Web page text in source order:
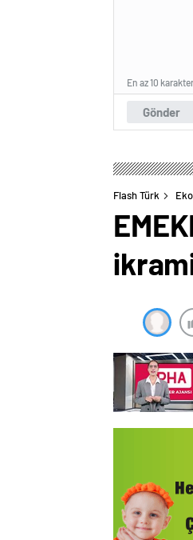
Gönder
En az 10
Flash Türk